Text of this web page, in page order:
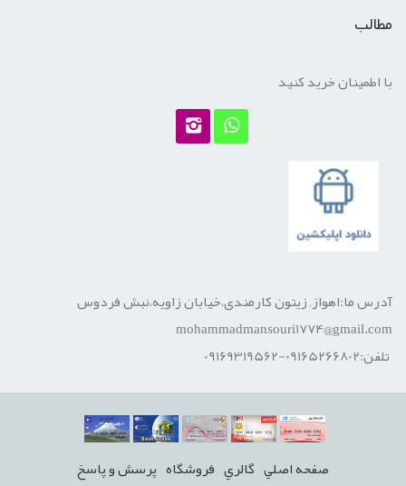
مطالب
با اطمینان خرید کنید
آدرس ما:اهواز, زیتون کارمندی،خیابان زاویه،نبش فردوس
mohammadmansouri1774@gmail.com
تلفن:09165266802-09169319562
صفحه اصلي گالري فروشگاه پرسش و پاسخ